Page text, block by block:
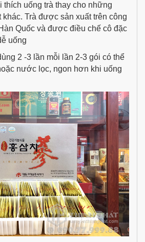
uống trà thay cho những
Trà được sản xuất trên công
Quốc và được điều chế cô đặc
uống
2 -3 lần mỗi lần 2-3 gói có thể
nước lọc, ngon hơn khi uống